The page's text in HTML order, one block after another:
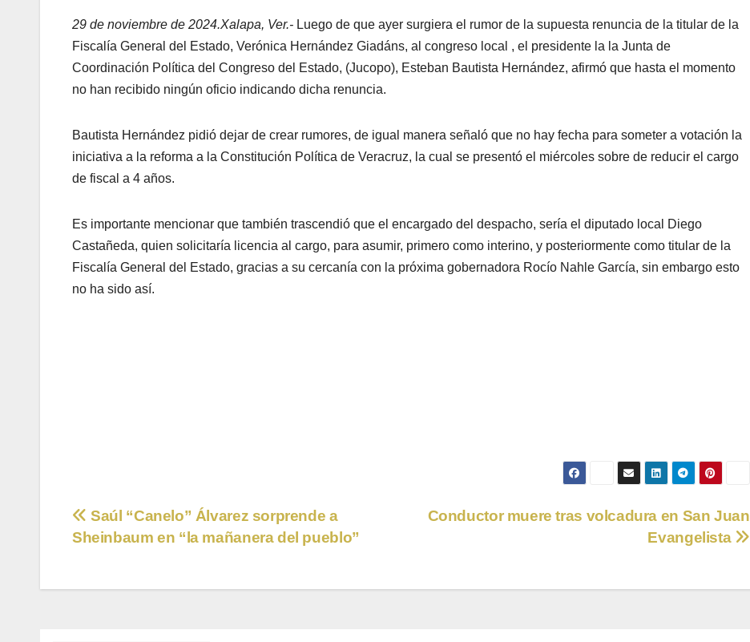
29 de noviembre de 2024.Xalapa, Ver.- Luego de que ayer surgiera el rumor de la supuesta renuncia de la titular de la
Fiscalía General del Estado, Verónica Hernández Giadáns, al congreso local , el presidente la la Junta de
Coordinación Política del Congreso del Estado, (Jucopo), Esteban Bautista Hernández, afirmó que hasta el momento
no han recibido ningún oficio indicando dicha renuncia.
Bautista Hernández pidió dejar de crear rumores, de igual manera señaló que no hay fecha para someter a votación la
iniciativa a la reforma a la Constitución Política de Veracruz, la cual se presentó el miércoles sobre de reducir el cargo
de fiscal a 4 años.
Es importante mencionar que también trascendió que el encargado del despacho, sería el diputado local Diego
Castañeda, quien solicitaría licencia al cargo, para asumir, primero como interino, y posteriormente como titular de la
Fiscalía General del Estado, gracias a su cercanía con la próxima gobernadora Rocío Nahle García, sin embargo esto
no ha sido así.
Navegación
entradas
Conductor muere tras volcadura en San Juan
Evangelista
Saúl “Canelo” Álvarez sorprende a
Sheinbaum en “la mañanera del pueblo”